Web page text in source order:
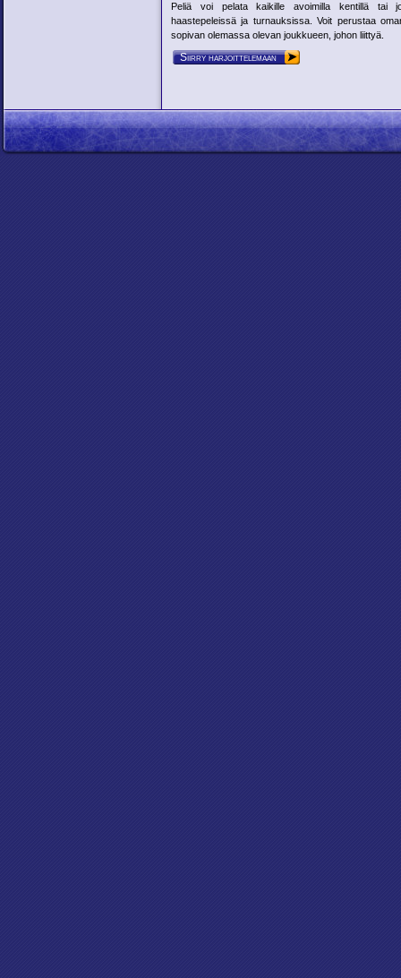
Peliä voi pelata kaikille avoimilla kentillä tai
haastepeleissä ja turnauksissa. Voit perustaa
sopivan olemassa olevan joukkueen, johon liittyä.
Siirry harjoittelemaan